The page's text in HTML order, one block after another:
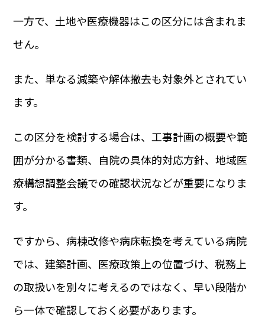
一方で、土地や医療機器はこの区分には含まれま
せん。
また、単なる減築や解体撤去も対象外とされてい
ます。
この区分を検討する場合は、工事計画の概要や範
囲が分かる書類、自院の具体的対応方針、地域医
療構想調整会議での確認状況などが重要になりま
す。
ですから、病棟改修や病床転換を考えている病院
では、建築計画、医療政策上の位置づけ、税務上
の取扱いを別々に考えるのではなく、早い段階か
ら一体で確認しておく必要があります。